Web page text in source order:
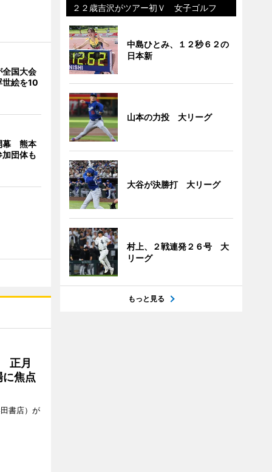
全国大会
絵を10
幕 熊本
団体も
正月
焦点
書店）が
２２歳吉沢がツアー初Ｖ 女子ゴルフ
中島ひとみ、１２秒６２の
日本新
山本の力投 大リーグ
大谷が決勝打 大リーグ
村上、２戦連発２６号 大
リーグ
もっと見る